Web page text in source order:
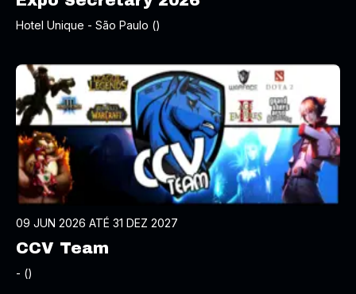
Hotel Unique - São Paulo ()
09 JUN 2026 ATÉ 31 DEZ 2027
CCV Team
- ()